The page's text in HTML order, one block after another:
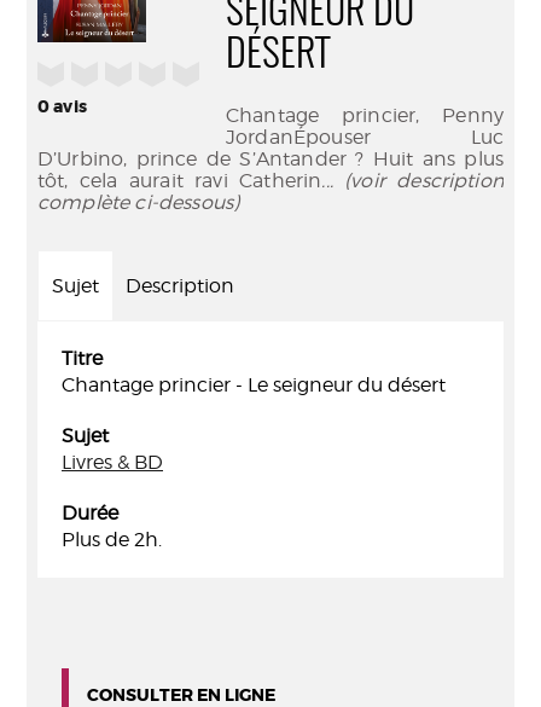
0avis
SEIGNEUR DU
DÉSERT
Chantage princier, Penny
JordanÉpouser Luc
D’Urbino, prince de S’Antander ? Huit ans plus
tôt, cela aurait ravi Catherin... (voir description
complète ci-dessous)
Sujet Description
Titre
Chantage princier - Le seigneur du désert
Sujet
Livres & BD
Durée
Plus de 2h.
CONSULTER EN LIGNE